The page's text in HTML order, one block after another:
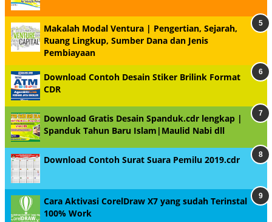
Makalah Modal Ventura | Pengertian, Sejarah,
Ruang Lingkup, Sumber Dana dan Jenis
Pembiayaan
Download Contoh Desain Stiker Brilink Format
CDR
Download Gratis Desain Spanduk.cdr lengkap |
Spanduk Tahun Baru Islam|Maulid Nabi dll
Download Contoh Surat Suara Pemilu 2019.cdr
Cara Aktivasi CorelDraw X7 yang sudah Terinstal
100% Work